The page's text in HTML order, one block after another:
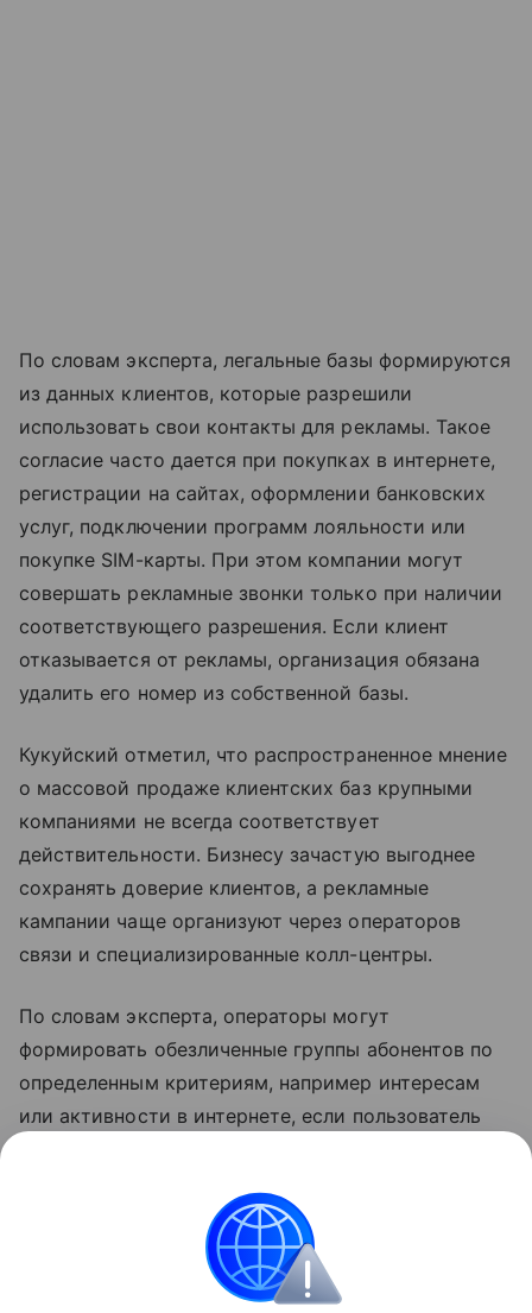
По словам эксперта, легальные базы формируются
из данных клиентов, которые разрешили
использовать свои контакты для рекламы. Такое
согласие часто дается при покупках в интернете,
регистрации на сайтах, оформлении банковских
услуг, подключении программ лояльности или
покупке SIM-карты. При этом компании могут
совершать рекламные звонки только при наличии
соответствующего разрешения. Если клиент
отказывается от рекламы, организация обязана
удалить его номер из собственной базы.
Кукуйский отметил, что распространенное мнение
о массовой продаже клиентских баз крупными
компаниями не всегда соответствует
действительности. Бизнесу зачастую выгоднее
сохранять доверие клиентов, а рекламные
кампании чаще организуют через операторов
связи и специализированные колл-центры.
По словам эксперта, операторы могут
формировать обезличенные группы абонентов по
определенным критериям, например интересам
или активности в интернете, если пользователь
получить звонок с похожим предложением.